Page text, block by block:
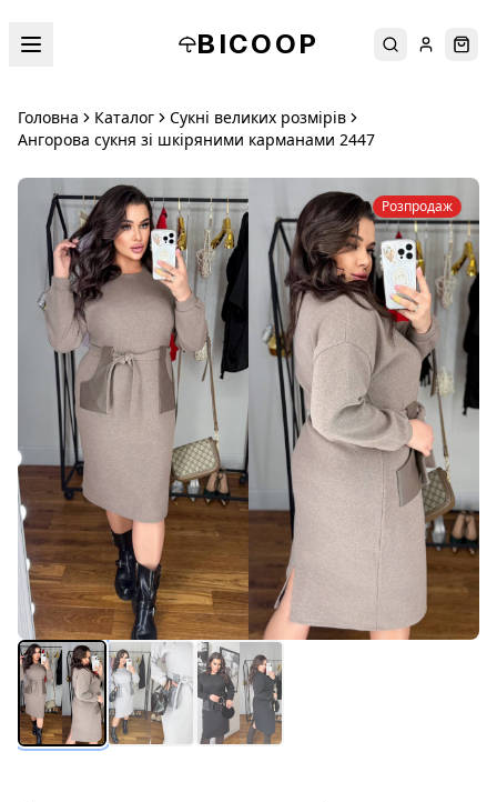
BICOOP ПошукУвійти
Головна Каталог
Сукні великих розмірів
Ангорова сукня зі шкіряними карманами 2447
Розпродаж